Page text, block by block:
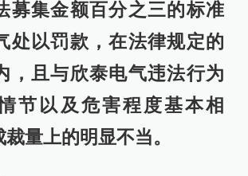
募集金额百分之三的标准
处以罚款，在法律规定的
，且与欣泰电气违法行为
节以及危害程度基本相
量上的明显不当。